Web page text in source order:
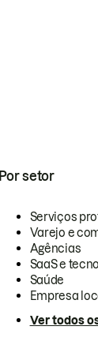
Por setor
Serviços
Varejo e
Agências
SaaS e
Saúde
Empresa
Ver todos